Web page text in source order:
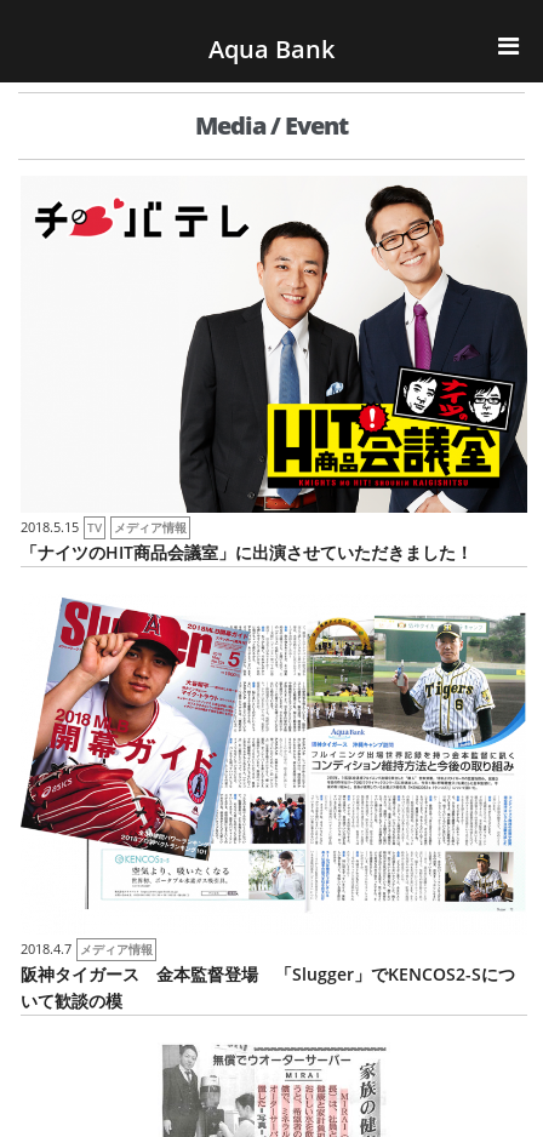
Aqua Bank
TOP
KENCOS・eye-cos
Water Server
会社概要
Media / Event
2018.5.15 TV メディア情報
「ナイツのHIT商品会議室」に出演させていただきました！
2018.4.7 メディア情報
阪神タイガース 金本監督登場 「Slugger」でKENCOS2-Sにつ
いて歓談の模